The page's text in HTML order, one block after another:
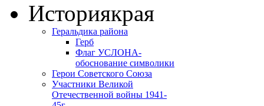
Историякрая
Геральдика района
Герб
Флаг УСЛОНА-
обоснование символики
Герои Советского Союза
Участники Великой
Отечественной войны 1941-